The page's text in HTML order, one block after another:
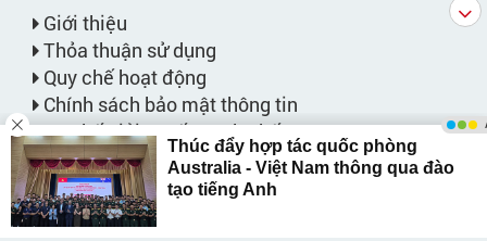
Giới thiệu
Thỏa thuận sử dụng
Quy chế hoạt động
Chính sách bảo mật thông tin
Cơ chế giải quyết tranh chấp
Chức năng
Tìm việc làm